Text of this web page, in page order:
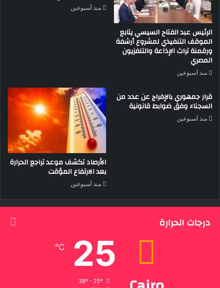
الرئيس عبد الفتاح السيسي يتابع
الموقف التنفيذي لمشروع أرشفة
ورقمنة تراث الإذاعة والتلفزيون
المصري
منذ أسبوعين
منذ أسبوعين
قرار جمهوري بالإفراج عن عدد من
السجناء وفق ضوابط قانونية
منذ أسبوعين
الأرصاد تكشف موعد تراجع الحرارة
بعد الارتفاع المؤقت
منذ أسبوعين
درجات الحرارة
25
℃